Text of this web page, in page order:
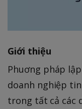
Giới thiệu
Phuơng pháp
doanh nghiệp
trong tất cả các